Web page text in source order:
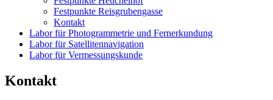
Festpunkte Reisgrubengasse
Kontakt
Labor für Photogrammetrie und Fernerkundung
Labor für Satellitennavigation
Labor für Vermessungskunde
Kontakt